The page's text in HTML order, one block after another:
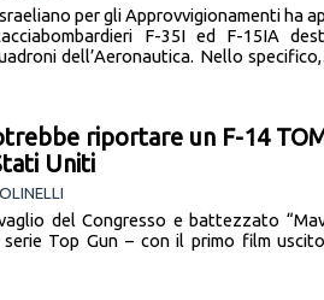
per gli Approvvigionamenti ha
F-35I ed F-15IA
dell’Aeronautica. Nello
riportare un F-14
Uniti
del Congresso e battezzato
Top Gun – con il primo film